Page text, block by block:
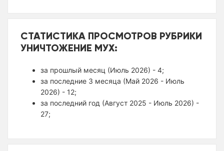
СТАТИСТИКА ПРОСМОТРОВ РУБРИКИ
УНИЧТОЖЕНИЕ МУХ:
за прошлый месяц (Июль 2026) - 4;
за последние 3 месяца (Май 2026 - Июль
2026) - 12;
за последний год (Август 2025 - Июль 2026) -
27;